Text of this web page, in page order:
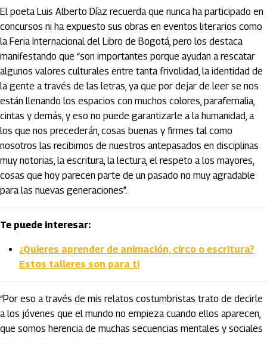
El poeta Luis Alberto Díaz recuerda que nunca ha participado en
concursos ni ha expuesto sus obras en eventos literarios como
la Feria Internacional del Libro de Bogotá, pero los destaca
manifestando que “son importantes porque ayudan a rescatar
algunos valores culturales entre tanta frivolidad, la identidad de
la gente a través de las letras, ya que por dejar de leer se nos
están llenando los espacios con muchos colores, parafernalia,
cintas y demás, y eso no puede garantizarle a la humanidad, a
los que nos precederán, cosas buenas y firmes tal como
nosotros las recibimos de nuestros antepasados en disciplinas
muy notorias, la escritura, la lectura, el respeto a los mayores,
cosas que hoy parecen parte de un pasado no muy agradable
para las nuevas generaciones”.
Te puede interesar:
¿Quieres aprender de animación, circo o escritura?
Estos talleres son para ti
“Por eso a través de mis relatos costumbristas trato de decirle
a los jóvenes que el mundo no empieza cuando ellos aparecen,
que somos herencia de muchas secuencias mentales y sociales